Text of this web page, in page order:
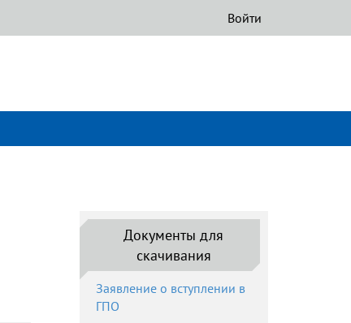
Войти
Документы для
скачивания
Заявление о вступлении в
ГПО